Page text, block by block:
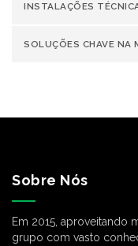
INSTALAÇÕES
SOLUÇÕES CHAVE NA
Sobre Nós
Em 2015, aproveitando
grupo com vasto